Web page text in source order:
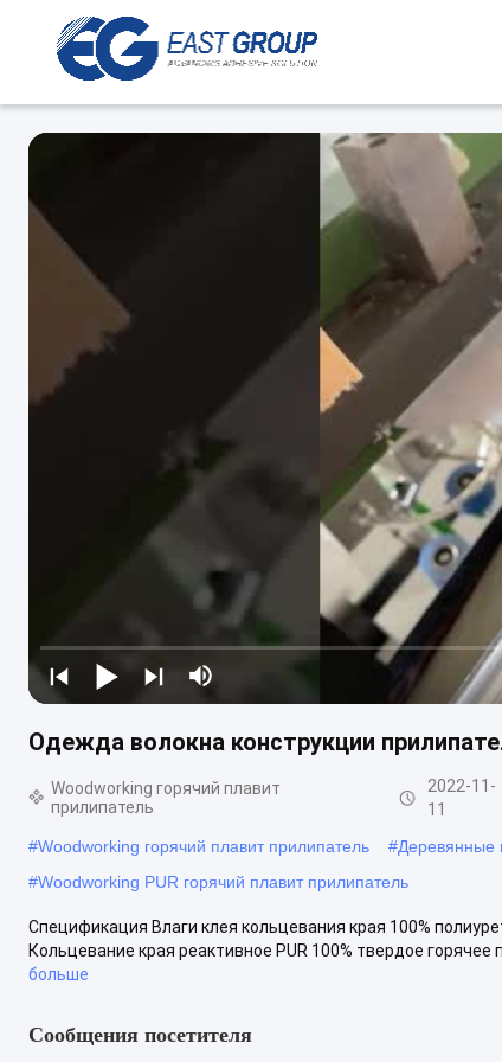
Одежда волокна конструкции
Woodworking горячий плавит
прилипатель
2022-11-
11
#Woodworking горячий плавит прилипатель #Деревянные
#Woodworking PUR горячий плавит прилипатель
Спецификация Влаги клея кольцевания края 100%
Кольцевание края реактивное PUR 100% твердое горячее
больше
Сообщения посетителя